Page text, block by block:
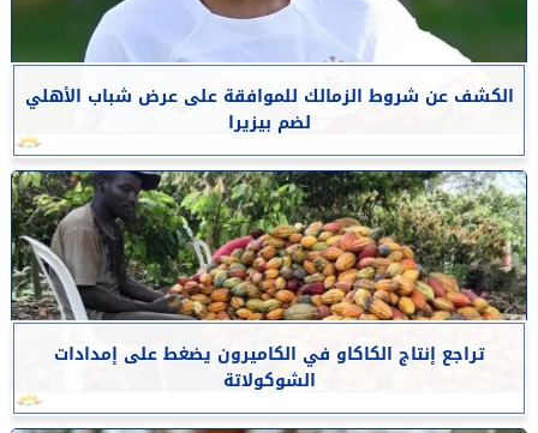
الكشف عن شروط الزمالك للموافقة على عرض شباب الأهلي
لضم بيزيرا
تراجع إنتاج الكاكاو في الكاميرون يضغط على إمدادات
الشوكولاتة